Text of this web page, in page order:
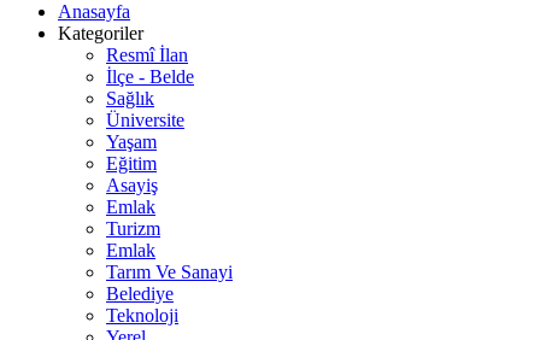
Anasayfa
Kategoriler
Resmî İlan
İlçe - Belde
Sağlık
Üniversite
Yaşam
Eğitim
Asayiş
Emlak
Turizm
Emlak
Tarım Ve Sanayi
Belediye
Teknoloji